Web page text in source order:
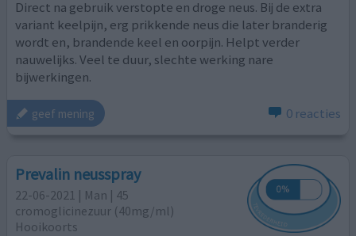
Direct na gebruik verstopte en droge neus. Bij de extra
variant keelpijn, erg prikkende neus die later branderig
wordt en, brandende keel en oorpijn. Helpt verder
nauwelijks. Veel te duur, slechte werking nare
bijwerkingen.
geef mening 0 reacties
Prevalin neusspray
22-06-2021 | Man | 45
cromoglicinezuur (40mg/ml)
Hooikoorts